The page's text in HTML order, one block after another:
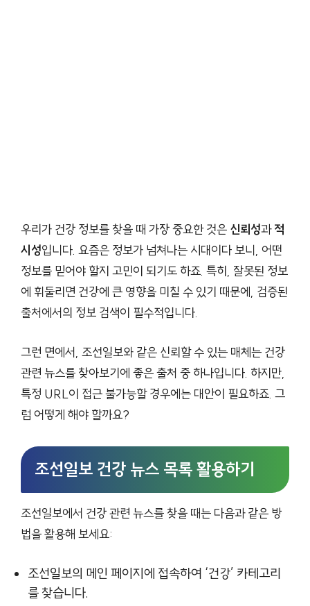
우리가 건강 정보를 찾을 때 가장 중요한 것은 신뢰성과적
시성입니다. 요즘은 정보가 넘쳐나는 시대이다 보니, 어떤
정보를 믿어야 할지 고민이 되기도 하죠. 특히, 잘못된 정보
에 휘둘리면 건강에 큰 영향을 미칠 수 있기 때문에, 검증된
출처에서의 정보 검색이 필수적입니다.
그런 면에서, 조선일보와 같은 신뢰할 수 있는 매체는 건강
관련 뉴스를 찾아보기에 좋은 출처 중 하나입니다. 하지만,
특정 URL이 접근 불가능할 경우에는 대안이 필요하죠. 그
럼 어떻게 해야 할까요?
조선일보 건강 뉴스 목록 활용하기
조선일보에서 건강 관련 뉴스를 찾을 때는 다음과 같은 방
법을 활용해 보세요:
조선일보의 메인 페이지에 접속하여 ‘건강’ 카테고리
를 찾습니다.